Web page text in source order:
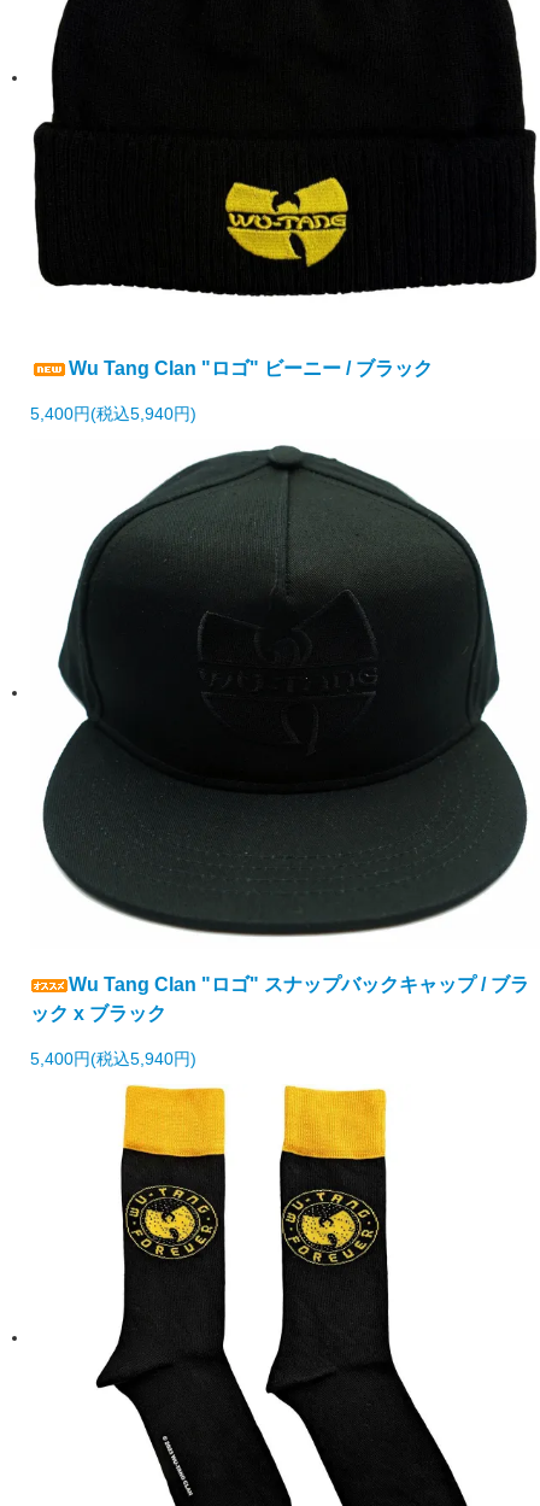
Wu Tang Clan "ロゴ" ビーニー / ブラック
5,400円(税込5,940円)
Wu Tang Clan "ロゴ" スナップバックキャップ / ブラ
ック x ブラック
5,400円(税込5,940円)